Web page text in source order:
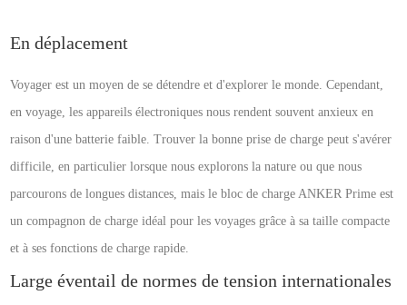
En déplacement
Voyager est un moyen de se détendre et d'explorer le monde. Cependant,
en voyage, les appareils électroniques nous rendent souvent anxieux en
raison d'une batterie faible. Trouver la bonne prise de charge peut s'avérer
difficile, en particulier lorsque nous explorons la nature ou que nous
parcourons de longues distances, mais le bloc de charge ANKER Prime est
un compagnon de charge idéal pour les voyages grâce à sa taille compacte
et à ses fonctions de charge rapide.
Large éventail de normes de tension internationales